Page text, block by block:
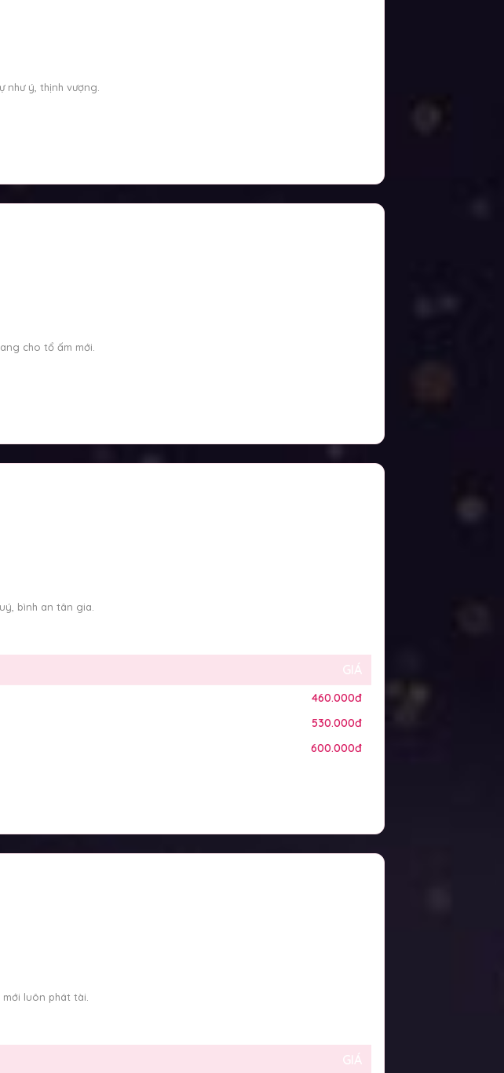
như ý, thịnh vượng.
cho tổ ấm mới.
bình an tân gia.
GIÁ
460.000đ
530.000đ
600.000đ
luôn phát tài.
GIÁ